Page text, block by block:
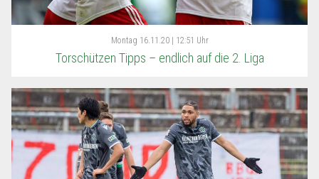
Montag 16.11.20 | 12:51 Uhr
Torschützen Tipps – endlich auf die 2. Liga